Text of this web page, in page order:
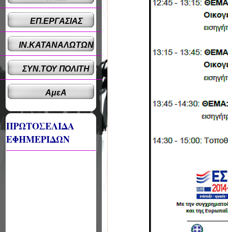
ΕΠ.ΕΡΓΑΣΙΑΣ
ΙΝ.ΚΑΤΑΝΑΛΩΤΩΝ
ΣΥΝ.ΤΟΥ ΠΟΛΙΤΗ
ΑμεΑ
ΠΡΩΤΟΣΕΛΙΔΑ
ΕΦΗΜΕΡΙΔΩΝ